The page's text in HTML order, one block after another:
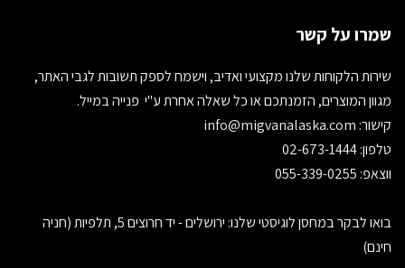
שמרו על קשר
שירות הלקוחות שלנו מקצועי ואדיב, וישמח לספק תשובות לגבי האתר,
מגוון המוצרים, הזמנתכם או כל שאלה אחרת ע"י פנייה במייל.
קישור:
טלפון: 02-673-1444
ווצאפ: 055-339-0255
בואו לבקר במחסן לוגיסטי שלנו: ירושלים - יד חרוצים 5, תלפיות (חניה
חינם)